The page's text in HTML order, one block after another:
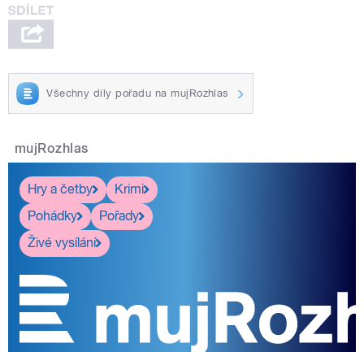
Všechny díly pořadu na mujRozhlas
mujRozhlas
Hry a četby
Krimi
Pohádky
Pořady
Živé vysílání